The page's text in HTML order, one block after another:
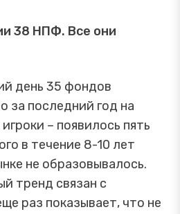
38 НПФ. Все они
день 35 фондов
за последний год на
– появилось пять
в течение 8-10 лет
не образовывалось.
тренд связан с
раз показывает, что не